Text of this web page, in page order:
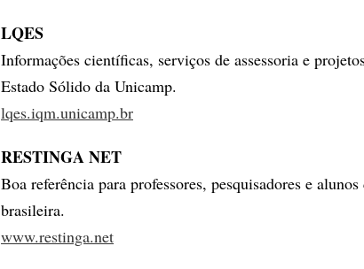
LQES
Informações científicas, serviços de assessoria e
Estado Sólido da Unicamp.
lqes.iqm.unicamp.br
RESTINGA NET
Boa referência para professores, pesquisadores e
brasileira.
www.restinga.net